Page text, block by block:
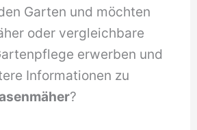
Garten und möchten
oder vergleichbare
erwerben und
Informationen zu
?